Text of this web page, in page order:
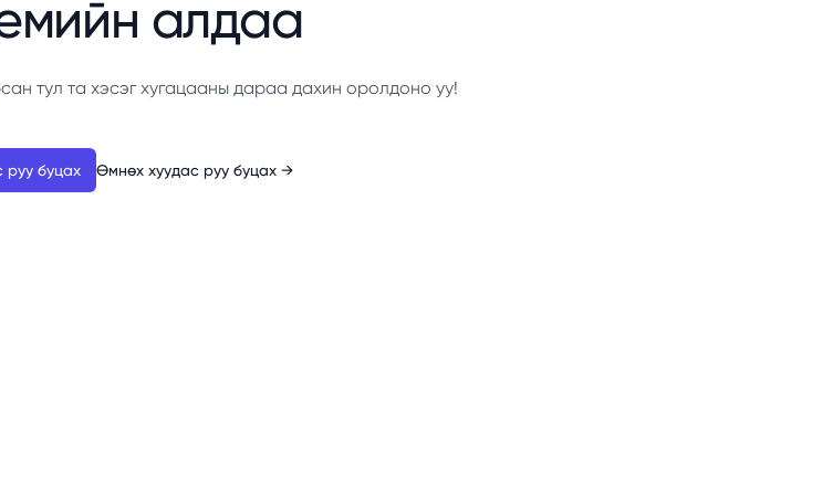
алдаа
тул та хэсэг хугацааны дараа дахин оролдоно уу!
руу буцах Өмнөх хуудас руу буцах →